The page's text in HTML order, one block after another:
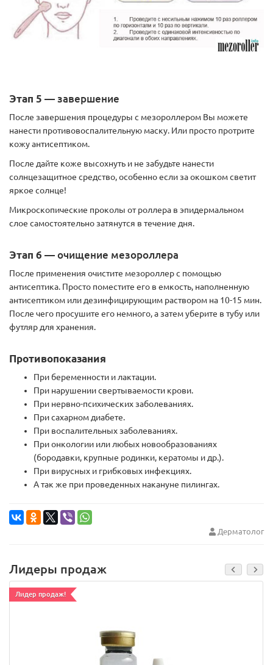
Этап 5 — завершение
После завершения процедуры с мезороллером Вы можете
нанести противовоспалительную маску. Или просто протрите
кожу антисептиком.
После дайте коже высохнуть и не забудьте нанести
солнцезащитное средство, особенно если за окошком светит
яркое солнце!
Микроскопические проколы от роллера в эпидермальном
слое самостоятельно затянутся в течение дня.
Этап 6 — очищение мезороллера
После применения очистите мезороллер с помощью
антисептика. Просто поместите его в емкость, наполненную
антисептиком или дезинфицирующим раствором на 10-15 мин.
После чего просушите его немного, а затем уберите в тубу или
футляр для хранения.
Противопоказания
При беременности и лактации.
При нарушении свертываемости крови.
При нервно-психических заболеваниях.
При сахарном диабете.
При воспалительных заболеваниях.
При онкологии или любых новообразованиях
(бородавки, крупные родинки, кератомы и др.).
При вирусных и грибковых инфекциях.
А так же при проведенных накануне пилингах.
Дерматолог
Лидеры продаж
Лидер продаж!